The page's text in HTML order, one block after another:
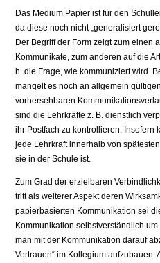
Das Medium Papier ist für den
da diese noch nicht „generalisiert
Der Begriff der Form zeigt zum einen
Kommunikate, zum anderen auf die
h. die Frage, wie kommuniziert wird.
mangelt es noch an allgemein
vorhersehbaren
sind die Lehrkräfte z. B. dienstlich
ihr Postfach zu kontrollieren. Insofern
jede Lehrkraft innerhalb von
sie in der Schule ist.
Zum Grad der erzielbaren
tritt als weiterer Aspekt deren
papierbasierten Kommunikation sei
Kommunikation selbstverständlich
man mit der Kommunikation darauf
Vertrauen“ im Kollegium aufzubauen.